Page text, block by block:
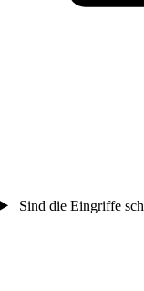
Sind die Eingriffe